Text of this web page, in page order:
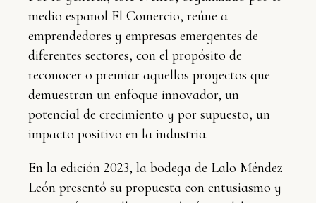
medio español El Comercio, reúne a
emprendedores y empresas emergentes de
diferentes sectores, con el propósito de
reconocer o premiar aquellos proyectos que
demuestran un enfoque innovador, un
potencial de crecimiento y por supuesto, un
impacto positivo en la industria.
En la edición 2023, la bodega de Lalo Méndez
León presentó su propuesta con entusiasmo y